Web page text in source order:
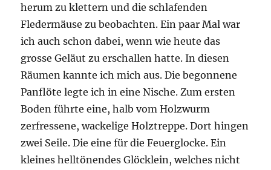
herum zu klettern und die schlafenden
Fledermäuse zu beobachten. Ein paar Mal war
ich auch schon dabei, wenn wie heute das
grosse Geläut zu erschallen hatte. In diesen
Räumen kannte ich mich aus. Die begonnene
Panflöte legte ich in eine Nische. Zum ersten
Boden führte eine, halb vom Holzwurm
zerfressene, wackelige Holztreppe. Dort hingen
zwei Seile. Die eine für die Feuerglocke. Ein
kleines helltönendes Glöcklein, welches nicht